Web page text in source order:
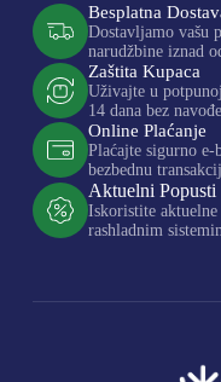
Besplatna
Dostavljamo vašu
narudžbine iznad
Zaštita Kupaca
Uživajte u
14 dana bez
Online Plaćanje
Plaćajte sigurno
bezbednu
Aktuelni Popusti
Iskoristite aktuelne
rashladnim